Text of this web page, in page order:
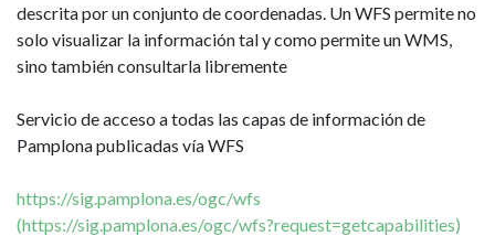
descrita por un conjunto de coordenadas. Un WFS permite no
solo visualizar la información tal y como permite un WMS,
sino también consultarla libremente
Servicio de acceso a todas las capas de información de
Pamplona publicadas vía WFS
https://sig.pamplona.es/ogc/wfs
(https://sig.pamplona.es/ogc/wfs?request=getcapabilities)